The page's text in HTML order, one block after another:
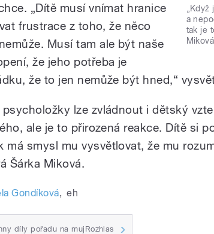
a
tak je
Miková
„Dítě musí vnímat hranice
frustrace z toho, že něco
Musí tam ale být naše
že jeho potřeba je
že to jen nemůže být hned,“
psycholožky lze zvládnout i dětský
ale je to přirozená reakce. Dítě si
má smysl mu vysvětlovat, že mu
Šárka Miková.
Gondíková, eh
díly pořadu na mujRozhlas